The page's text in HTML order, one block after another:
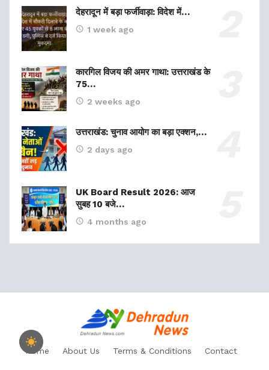
देहरादून में बड़ा फर्जीवाड़ा: विदेश में…
1 week ago
कारगिल विजय की अमर गाथा: उत्तराखंड के
75…
2 weeks ago
उत्तराखंड: चुनाव आयोग का बड़ा एक्शन,…
2 days ago
UK Board Result 2026: आज
सुबह 10 बजे…
4 months ago
Home About Us Terms & Conditions Contact